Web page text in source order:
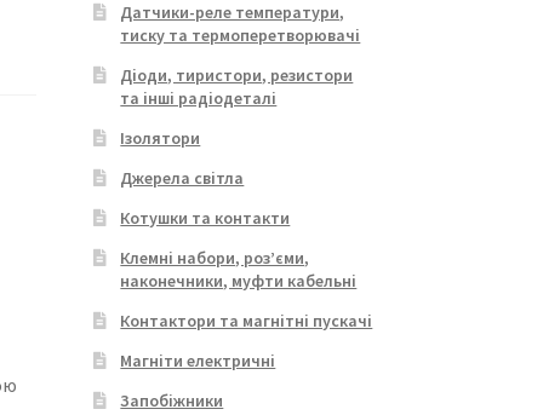
Датчики-реле температури,
тиску та термоперетворювачі
Діоди, тиристори, резистори
та інші радіодеталі
Ізолятори
Джерела світла
Котушки та контакти
Клемні набори, роз’єми,
наконечники, муфти кабельні
Контактори та магнітні пускачі
Магніти електричні
Запобіжники